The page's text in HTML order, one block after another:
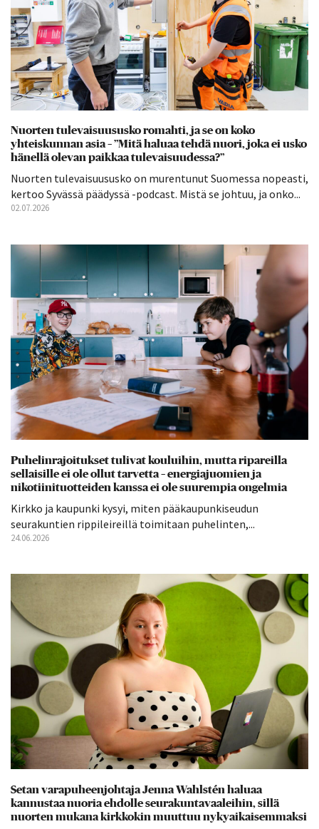
Nuorten tulevaisuususko romahti, ja se on koko
yhteiskunnan asia – ”Mitä haluaa tehdä nuori, joka ei usko
hänellä olevan paikkaa tulevaisuudessa?”
Nuorten tulevaisuususko on murentunut Suomessa nopeasti,
kertoo Syvässä päädyssä -podcast. Mistä se johtuu, ja onko...
02.07.2026
Puhelinrajoitukset tulivat kouluihin, mutta ripareilla
sellaisille ei ole ollut tarvetta – energiajuomien ja
nikotiinituotteiden kanssa ei ole suurempia ongelmia
Kirkko ja kaupunki kysyi, miten pääkaupunkiseudun
seurakuntien rippileireillä toimitaan puhelinten,...
24.06.2026
Setan varapuheenjohtaja Jenna Wahlstén haluaa
kannustaa nuoria ehdolle seurakuntavaaleihin, sillä
nuorten mukana kirkkokin muuttuu nykyaikaisemmaksi